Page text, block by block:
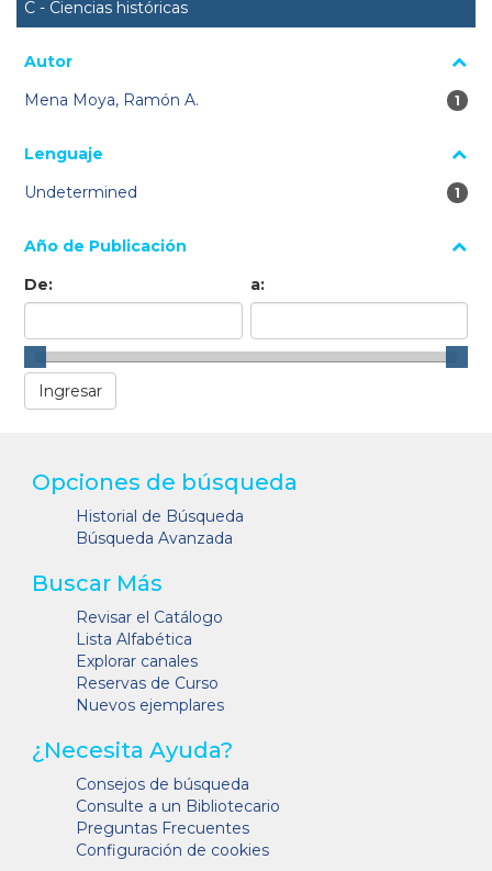
C - Ciencias históricas
Autor
Mena Moya, Ramón A.
1
1
Lenguaje
Undetermined
1
1
Año de Publicación
De:
a:
Opciones de búsqueda
Historial de Búsqueda
Búsqueda Avanzada
Buscar Más
Revisar el Catálogo
Lista Alfabética
Explorar canales
Reservas de Curso
Nuevos ejemplares
¿Necesita Ayuda?
Consejos de búsqueda
Consulte a un Bibliotecario
Preguntas Frecuentes
Configuración de cookies